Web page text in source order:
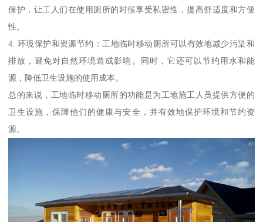
保护，让工人们在使用厕所的时候享受私密性，提高舒适度和方便
性。
4. 环境保护和资源节约：工地临时移动厕所可以有效地减少污染和
排放，避免对自然环境造成影响。同时，它还可以节约用水和能
源，降低卫生设施的使用成本。
总的来说，工地临时移动厕所的功能是为工地施工人员提供方便的
卫生设施，保障他们的健康与安全，并有效地保护环境和节约资
源。